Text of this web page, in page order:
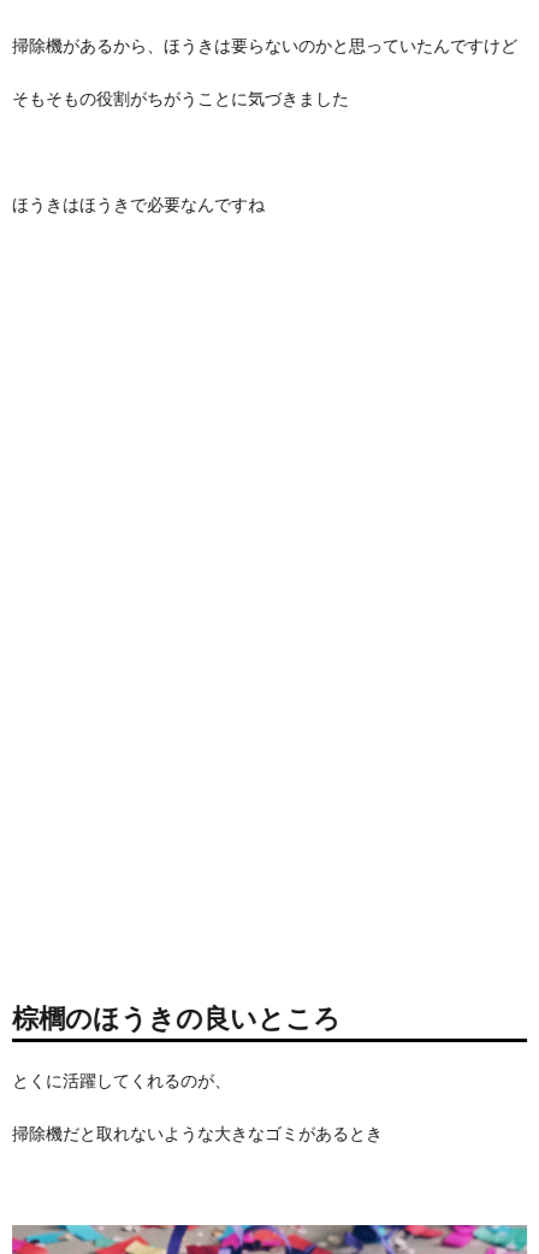
掃除機があるから、ほうきは要らないのかと思っていたんですけど
そもそもの役割がちがうことに気づきました
ほうきはほうきで必要なんですね
棕櫚のほうきの良いところ
とくに活躍してくれるのが、
掃除機だと取れないような大きなゴミがあるとき